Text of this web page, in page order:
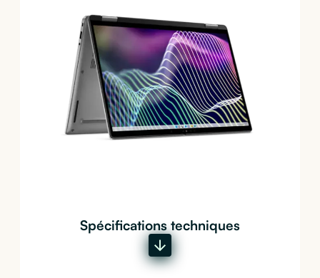
Spécifications techniques